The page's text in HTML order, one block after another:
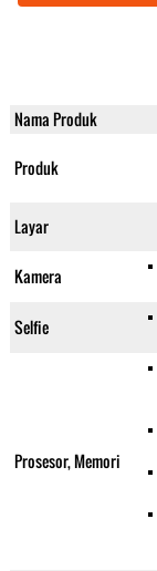
Nama Produk
Produk
Layar
Kamera
Selfie
Prosesor, Memori